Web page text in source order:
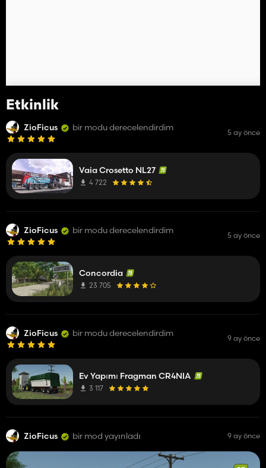
Etkinlik
ZioFicus bir modu derecelendirdim 5 ay önce
Vaia Crosetto NL27
4 722
ZioFicus bir modu derecelendirdim 5 ay önce
Concordia
23 705
ZioFicus bir modu derecelendirdim 9 ay önce
Ev Yapımı Fragman CR4NIA
3 117
ZioFicus bir mod yayınladı 9 ay önce